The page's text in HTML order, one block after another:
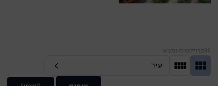
עיר
36פרויקטים נמצאו